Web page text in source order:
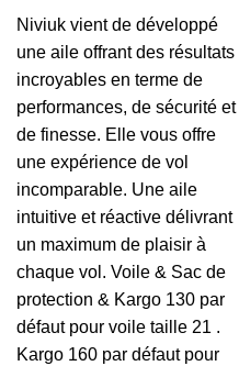
Niviuk vient de développé
une aile offrant des résultats
incroyables en terme de
performances, de sécurité et
de finesse. Elle vous offre
une expérience de vol
incomparable. Une aile
intuitive et réactive délivrant
un maximum de plaisir à
chaque vol. Voile & Sac de
protection & Kargo 130 par
défaut pour voile taille 21 .
Kargo 160 par défaut pour